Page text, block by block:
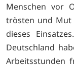
Menschen vor
trösten und Mut
dieses
Deutschland
Arbeitsstunden